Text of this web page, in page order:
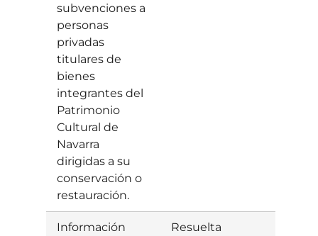
subvenciones a
personas
privadas
titulares de
bienes
integrantes del
Patrimonio
Cultural de
Navarra
dirigidas a su
conservación o
restauración.
Información
Resuelta